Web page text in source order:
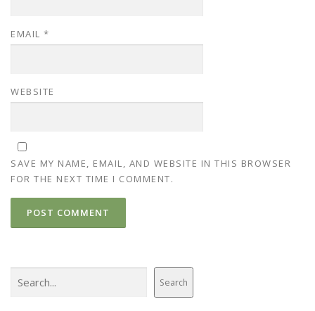
EMAIL *
WEBSITE
SAVE MY NAME, EMAIL, AND WEBSITE IN THIS BROWSER
FOR THE NEXT TIME I COMMENT.
Search